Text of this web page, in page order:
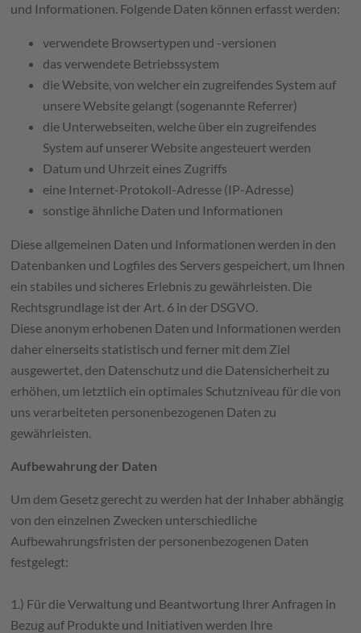
und Informationen. Folgende Daten können erfasst werden:
verwendete Browsertypen und -versionen
das verwendete Betriebssystem
die Website, von welcher ein zugreifendes System auf
unsere Website gelangt (sogenannte Referrer)
die Unterwebseiten, welche über ein zugreifendes
System auf unserer Website angesteuert werden
Datum und Uhrzeit eines Zugriffs
eine Internet-Protokoll-Adresse (IP-Adresse)
sonstige ähnliche Daten und Informationen
Diese allgemeinen Daten und Informationen werden in den
Datenbanken und Logfiles des Servers gespeichert, um Ihnen
ein stabiles und sicheres Erlebnis zu gewährleisten. Die
Rechtsgrundlage ist der Art. 6 in der DSGVO.
Diese anonym erhobenen Daten und Informationen werden
daher einerseits statistisch und ferner mit dem Ziel
ausgewertet, den Datenschutz und die Datensicherheit zu
erhöhen, um letztlich ein optimales Schutzniveau für die von
uns verarbeiteten personenbezogenen Daten zu
gewährleisten.
Aufbewahrung der Daten
Um dem Gesetz gerecht zu werden hat der Inhaber abhängig
von den einzelnen Zwecken unterschiedliche
Aufbewahrungsfristen der personenbezogenen Daten
festgelegt:
1.) Für die Verwaltung und Beantwortung Ihrer Anfragen in
Bezug auf Produkte und Initiativen werden Ihre